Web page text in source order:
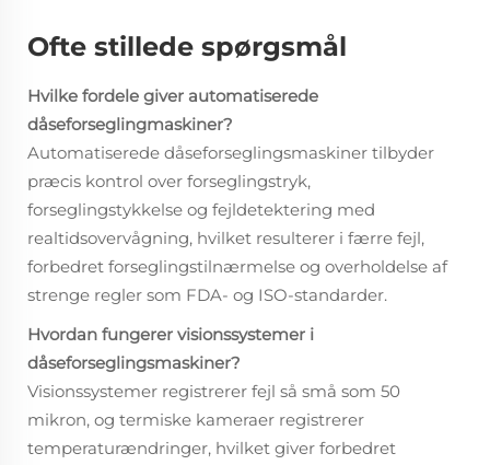
Ofte stillede spørgsmål
Hvilke fordele giver automatiserede
dåseforseglingmaskiner?
Automatiserede dåseforseglingsmaskiner tilbyder
præcis kontrol over forseglingstryk,
forseglingstykkelse og fejldetektering med
realtidsovervågning, hvilket resulterer i færre fejl,
forbedret forseglingstilnærmelse og overholdelse af
strenge regler som FDA- og ISO-standarder.
Hvordan fungerer visionssystemer i
dåseforseglingsmaskiner?
Visionssystemer registrerer fejl så små som 50
mikron, og termiske kameraer registrerer
temperaturændringer, hvilket giver forbedret